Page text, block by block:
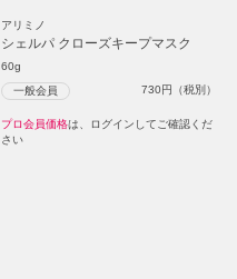
アリミノ
シェルパ クローズキープマスク
60g
一般会員 730円（税別）
プロ会員価格は、ログインしてご確認くだ
さい